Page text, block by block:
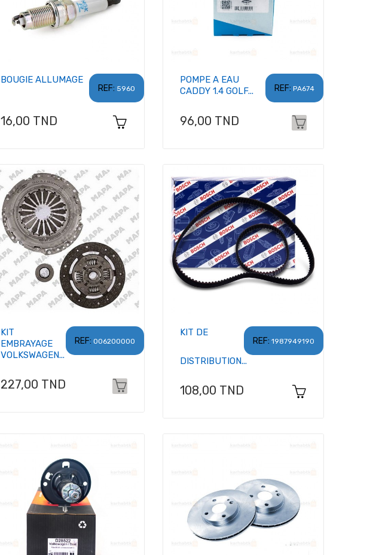
REF: 5960
BOUGIE ALLUMAGE
Prix
16,00 TND
REF: PA674
POMPE A EAU
CADDY 1.4 GOLF...
Prix
96,00 TND
REF: 006200000
KIT
EMBRAYAGE
VOLKSWAGEN...
Prix
227,00 TND
REF: 1987949190
KIT DE
DISTRIBUTION...
Prix
108,00 TND